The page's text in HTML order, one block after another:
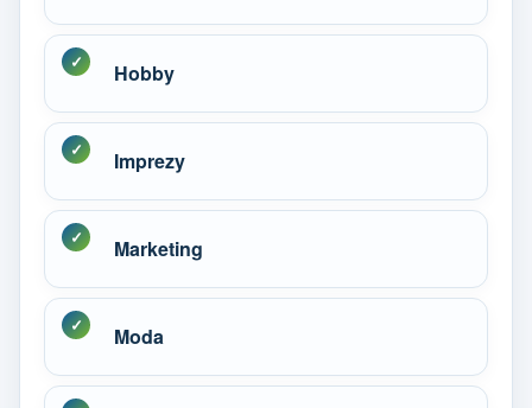
Hobby
Imprezy
Marketing
Moda